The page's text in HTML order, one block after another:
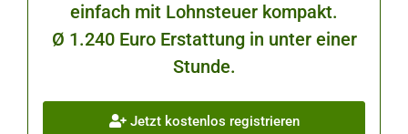
einfach mit Lohnsteuer kompakt.
Ø 1.240 Euro Erstattung in unter einer
Stunde.
Jetzt kostenlos registrieren